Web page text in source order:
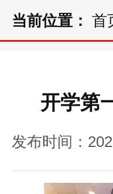
当前位置： 首
开学第
发布时间：